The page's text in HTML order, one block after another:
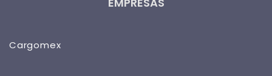
Cargomex